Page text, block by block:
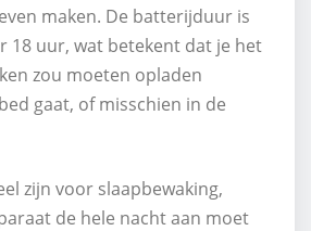
maken. De batterijduur is
18 uur, wat betekent dat je het
zou moeten opladen
gaat, of misschien in de
zijn voor slaapbewaking,
de hele nacht aan moet